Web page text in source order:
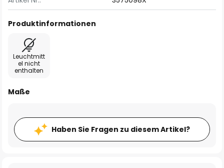
Produktinformationen
Leuchtmitt
el nicht
enthalten
Maße
Haben Sie Fragen zu diesem Artikel?